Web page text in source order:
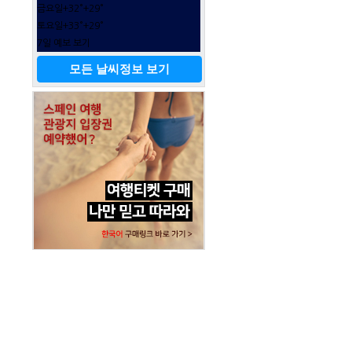
금요일+32°+29°
토요일+33°+29°
7일 예보 보기
모든 날씨정보 보기